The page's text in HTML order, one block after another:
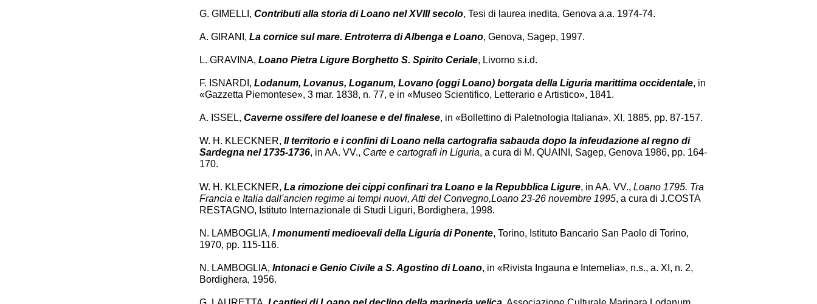
G. GIMELLI, Contributi alla storia di Loano nel XVIII secolo, Tesi di laurea inedita, Genova a.a. 1974-74.
A. GIRANI, La cornice sul mare. Entroterra di Albenga e Loano, Genova, Sagep, 1997.
L. GRAVINA, Loano Pietra Ligure Borghetto S. Spirito Ceriale, Livorno s.i.d.
F. ISNARDI, Lodanum, Lovanus, Loganum, Lovano (oggi Loano) borgata della Liguria marittima occidentale, in
«Gazzetta Piemontese», 3 mar. 1838, n. 77, e in «Museo Scientifico, Letterario e Artistico», 1841.
A. ISSEL, Caverne ossifere del loanese e del finalese, in «Bollettino di Paletnologia Italiana», XI, 1885, pp. 87-157.
W. H. KLECKNER, Il territorio e i confini di Loano nella cartografia sabauda dopo la infeudazione al regno di
Sardegna nel 1735-1736, in AA. VV., Carte e cartografi in Liguria, a cura di M. QUAINI, Sagep, Genova 1986, pp. 164-
170.
W. H. KLECKNER, La rimozione dei cippi confinari tra Loano e la Repubblica Ligure, in AA. VV., Loano 1795. Tra
Francia e Italia dall'ancien regime ai tempi nuovi, Atti del Convegno,Loano 23-26 novembre 1995, a cura di J.COSTA
RESTAGNO, Istituto Internazionale di Studi Liguri, Bordighera, 1998.
N. LAMBOGLIA, I monumenti medioevali della Liguria di Ponente, Torino, Istituto Bancario San Paolo di Torino,
1970, pp. 115-116.
N. LAMBOGLIA, Intonaci e Genio Civile a S. Agostino di Loano, in «Rivista Ingauna e Intemelia», n.s., a. XI, n. 2,
Bordighera, 1956.